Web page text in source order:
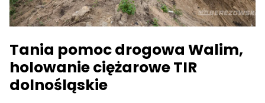
Tania pomoc drogowa Walim,
holowanie ciężarowe TIR
dolnośląskie